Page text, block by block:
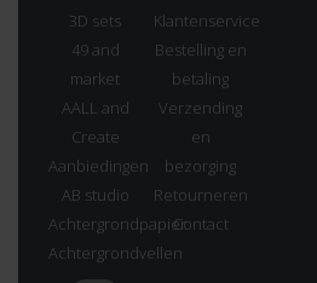
3D sets
49 and
market
AALL and
Create
Aanbiedingen
AB studio
Achtergrondpapier
Achtergrondvellen
Klantenservice
Bestelling en
betaling
Verzending
en
bezorging
Retourneren
Contact